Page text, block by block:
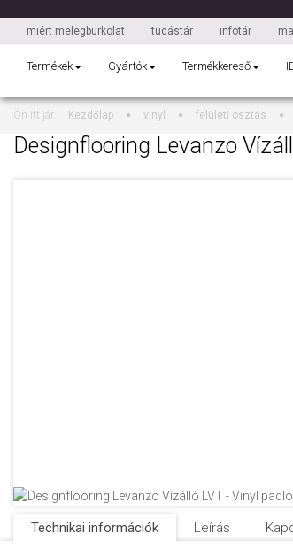
miért melegburkolat
tudástár infotár
Termékek Gyártók Termékkereső
Ön itt jár: Kezdőlap vinyl felületi osztás
Designflooring Levanzo
Technikai információk Leírás